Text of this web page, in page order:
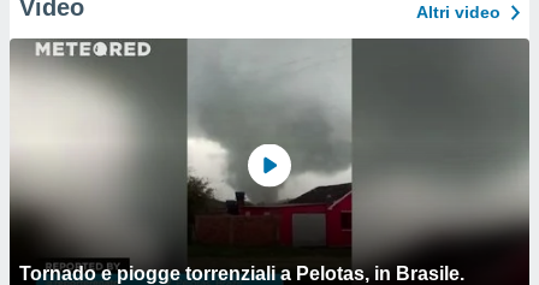
Video Altri video
Tornado e piogge torrenziali a Pelotas, in Brasile.